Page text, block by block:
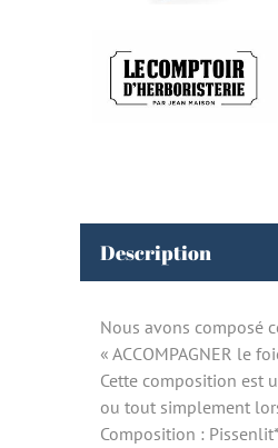
Description
Nous avons composé
« ACCOMPAGNER le
Cette composition est
ou tout simplement
Composition :